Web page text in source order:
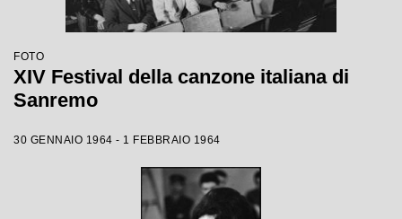
FOTO
XIV Festival della canzone italiana di
Sanremo
30 GENNAIO 1964 - 1 FEBBRAIO 1964